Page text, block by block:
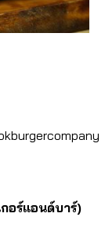
อร์แอนด์บาร์)